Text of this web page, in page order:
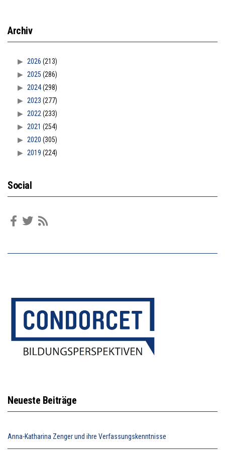
Archiv
2026 (213)
2025 (286)
2024(298)
2023 (277)
2022 (233)
2021 (254)
2020 (305)
2019 (224)
Social
Neueste Beiträge
Anna-Katharina Zenger und ihre Verfassungskenntnisse